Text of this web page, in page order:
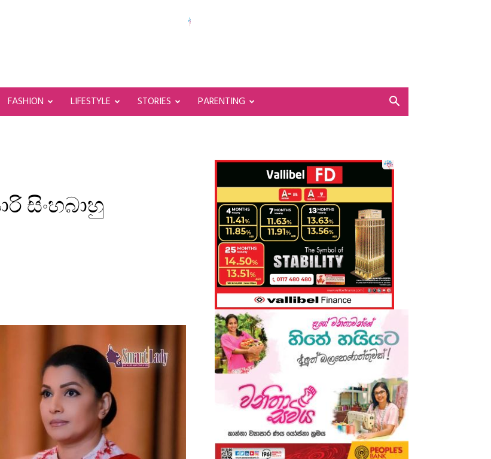
FASHION LIFESTYLE STORIES PARENTING
සිංහබාහු